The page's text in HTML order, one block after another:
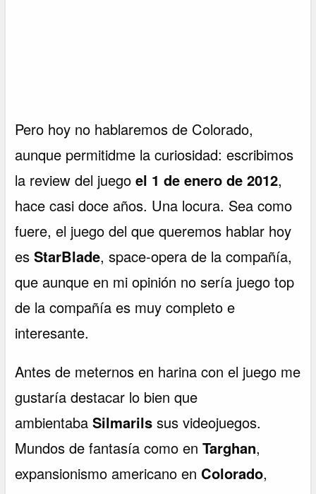
Pero hoy no hablaremos de Colorado,
aunque permitidme la curiosidad: escribimos
la review del juegoel 1 de enero de 2012,
hace casi doce años. Una locura. Sea como
fuere, el juego del que queremos hablar hoy
esStarBlade, space-opera de la compañía,
que aunque en mi opinión no sería juego top
de la compañía es muy completo e
interesante.
Antes de meternos en harina con el juego me
gustaría destacar lo bien que
ambientabaSilmarils sus videojuegos.
Mundos de fantasía como enTarghan,
expansionismo americano en Colorado,